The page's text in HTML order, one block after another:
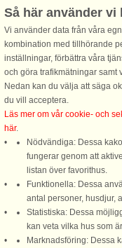
ligger dette sommerhus i
miljøvenlige materialer og
spændende detaljer - lige til
afslappende ferie. Huset har
karakteristisk konstruktion,
forbinder stuen med ...
från 7.764 SEK
DanCenter A/S -
Tel.: +45 70 13 00 00 -
Bank-giro
Så här använder vi
Vi använder data från våra
kombination med tillhörande
inställningar, förbättra våra
och göra trafikmätningar samt
Nedan kan du välja att säga
du vill acceptera.
Läs mer om vår cookie- och
här.
Nödvändiga: Dessa
fungerar genom att
listan över favorithus.
Funktionella: Dessa
antal personer, husdjur,
Statistiska: Dessa
kan veta vilka hus som
Marknadsföring: Dessa